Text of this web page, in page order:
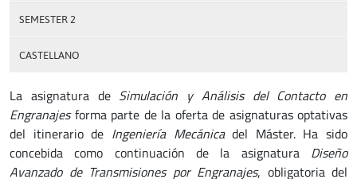
SEMESTER 2
CASTELLANO
La asignatura de Simulación y Análisis del Contacto en
Engranajesforma parte de la oferta de asignaturas optativas
del itinerario de Ingeniería Mecánicadel Máster. Ha sido
concebida como continuación de la asignatura Diseño
Avanzado de Transmisiones por Engranajes, obligatoria del